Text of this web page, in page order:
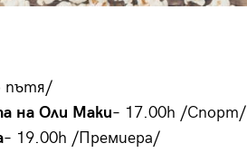
пътя/
на Оли Маки– 17.00h /Спорт/
– 19.00h /Премиера/